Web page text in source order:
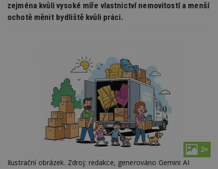
zejména kvůli vysoké míře vlastnictví nemovitostí a menší
ochotě měnit bydliště kvůli práci.
2×
Ilustrační obrázek. Zdroj: redakce, generováno Gemini AI